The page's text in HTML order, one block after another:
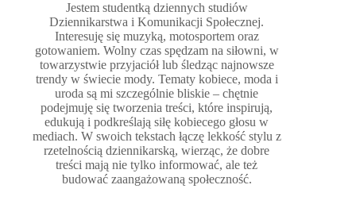
Jestem studentką dziennych studiów
Dziennikarstwa i Komunikacji Społecznej.
Interesuję się muzyką, motosportem oraz
gotowaniem. Wolny czas spędzam na siłowni, w
towarzystwie przyjaciół lub śledząc najnowsze
trendy w świecie mody. Tematy kobiece, moda i
uroda są mi szczególnie bliskie – chętnie
podejmuję się tworzenia treści, które inspirują,
edukują i podkreślają siłę kobiecego głosu w
mediach. W swoich tekstach łączę lekkość stylu z
rzetelnością dziennikarską, wierząc, że dobre
treści mają nie tylko informować, ale też
budować zaangażowaną społeczność.